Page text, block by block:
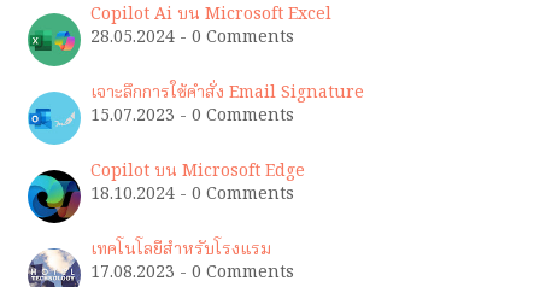
Copilot Ai บน Microsoft Excel
28.05.2024 - 0 Comments
เจาะลึกการใช้คำสั่ง Email Signature
15.07.2023 - 0 Comments
Copilot บน Microsoft Edge
18.10.2024 - 0 Comments
เทคโนโลยีสำหรับโรงแรม
17.08.2023 - 0 Comments